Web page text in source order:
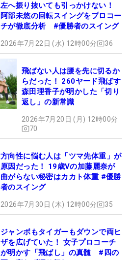
左へ振り抜いても引っかけない！
阿部未悠の回転スイングをプロコー
チが徹底分析 #優勝者のスイング
2026年7月22日 (水) 12時00分 36
飛ばない人は腰を先に切るか
らだった！ 260ヤード飛ばす
森田理香子が明かした「切り
返し」の新常識
2026年7月20日 (月) 12時00分
70
方向性に悩む人は「ツマ先体重」が
原因だった！ 19歳Vの加藤麗奈が
曲がらない秘密はカカト体重 #優勝
者のスイング
2026年7月30日 (木) 12時00分 35
ジャンボもタイガーもダウンで両ヒ
ザを広げていた！ 女子プロコーチ
が明かす「飛ばし」の真髄 #四の